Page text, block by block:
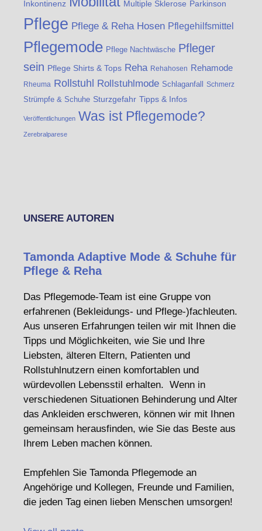
Inkontinenz Multiple Sklerose Parkinson
Pflege Pflege & Reha Hosen Pflegehilfsmittel
Pflegemode Pflege Nachtwäsche Pfleger
sein Pflege Shirts & Tops Reha Rehahosen Rehamode
Rheuma Rollstuhl Rollstuhlmode Schlaganfall Schmerz
Strümpfe & Schuhe Sturzgefahr Tipps & Infos
Veröffentlichungen Was ist Pflegemode?
Zerebralparese
UNSERE AUTOREN
Tamonda Adaptive Mode & Schuhe für
Pflege & Reha
Das Pflegemode-Team ist eine Gruppe von
erfahrenen (Bekleidungs- und Pflege-)fachleuten.
Aus unseren Erfahrungen teilen wir mit Ihnen die
Tipps und Möglichkeiten, wie Sie und Ihre
Liebsten, älteren Eltern, Patienten und
Rollstuhlnutzern einen komfortablen und
würdevollen Lebensstil erhalten. Wenn in
verschiedenen Situationen Behinderung und Alter
das Ankleiden erschweren, können wir mit Ihnen
gemeinsam herausfinden, wie Sie das Beste aus
Ihrem Leben machen können.
Empfehlen Sie Tamonda Pflegemode an
Angehörige und Kollegen, Freunde und Familien,
die jeden Tag einen lieben Menschen umsorgen!